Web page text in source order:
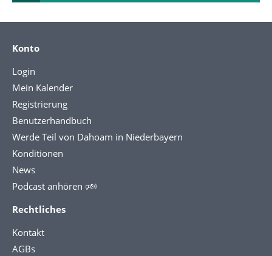
Konto
Login
Mein Kalender
Registrierung
Benutzerhandbuch
Werde Teil von Dahoam in Niederbayern
Konditionen
News
Podcast anhören 🕬
Rechtliches
Kontakt
AGBs